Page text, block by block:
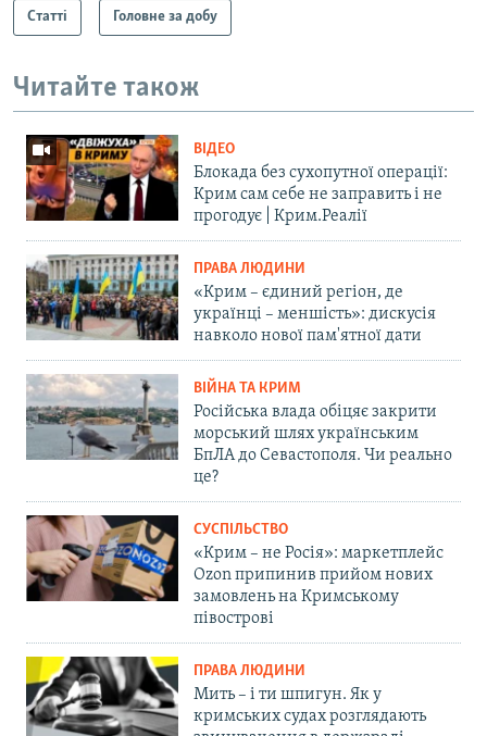
Статті Головне за добу
Читайте також
ВІДЕО
Блокада без сухопутної операції:
Крим сам себе не заправить і не
прогодує | Крим.Реалії
ПРАВА ЛЮДИНИ
«Крим – єдиний регіон, де
українці – меншість»: дискусія
навколо нової пам'ятної дати
ВІЙНА ТА КРИМ
Російська влада обіцяє закрити
морський шлях українським
БпЛА до Севастополя. Чи реально
це?
СУСПІЛЬСТВО
«Крим – не Росія»: маркетплейс
Ozon припинив прийом нових
замовлень на Кримському
півострові
ПРАВА ЛЮДИНИ
Мить – і ти шпигун. Як у
кримських судах розглядають